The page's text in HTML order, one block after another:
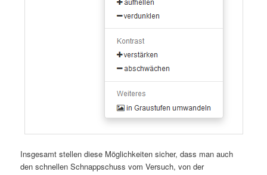
Insgesamt stellen diese Möglichkeiten sicher, dass man auch
den schnellen Schnappschuss vom Versuch, von der